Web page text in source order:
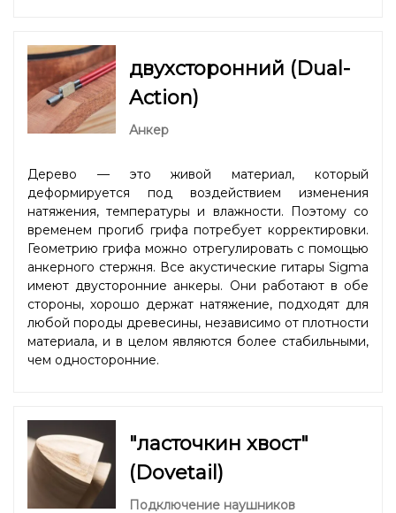
двухсторонний (Dual-
Action)
Анкер
Дерево — это живой материал, который
деформируется под воздействием изменения
натяжения, температуры и влажности. Поэтому со
временем прогиб грифа потребует корректировки.
Геометрию грифа можно отрегулировать с помощью
анкерного стержня. Все акустические гитары Sigma
имеют двусторонние анкеры. Они работают в обе
стороны, хорошо держат натяжение, подходят для
любой породы древесины, независимо от плотности
материала, и в целом являются более стабильными,
чем односторонние.
"ласточкин хвост"
(Dovetail)
Подключение наушников